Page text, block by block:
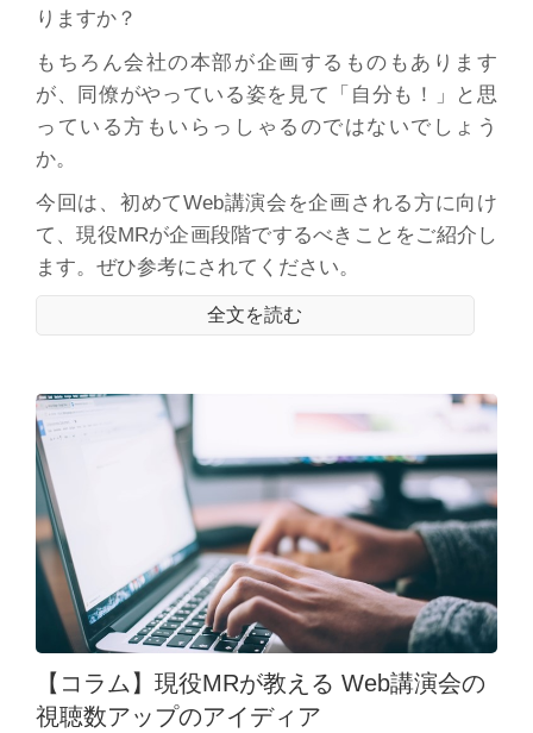
りますか？
もちろん会社の本部が企画するものもあります
が、同僚がやっている姿を見て「自分も！」と思
っている方もいらっしゃるのではないでしょう
か。
今回は、初めてWeb講演会を企画される方に向け
て、現役MRが企画段階でするべきことをご紹介し
ます。ぜひ参考にされてください。
全文を読む
【コラム】現役MRが教える Web講演会の
視聴数アップのアイディア